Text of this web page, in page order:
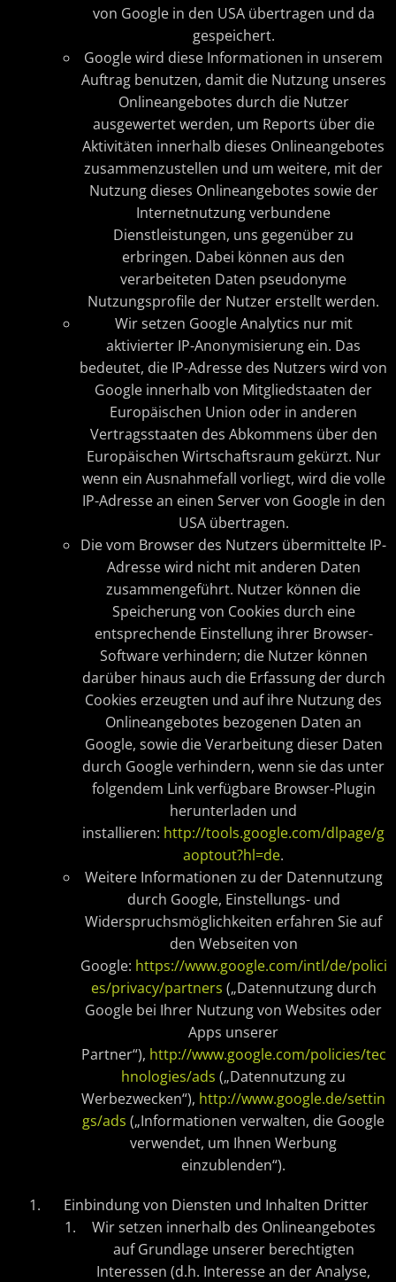
von Google in den USA übertragen und da
gespeichert.
Google wird diese Informationen in unserem
Auftrag benutzen, damit die Nutzung unseres
Onlineangebotes durch die Nutzer
ausgewertet werden, um Reports über die
Aktivitäten innerhalb dieses Onlineangebotes
zusammenzustellen und um weitere, mit der
Nutzung dieses Onlineangebotes sowie der
Internetnutzung verbundene
Dienstleistungen, uns gegenüber zu
erbringen. Dabei können aus den
verarbeiteten Daten pseudonyme
Nutzungsprofile der Nutzer erstellt werden.
Wir setzen Google Analytics nur mit
aktivierter IP-Anonymisierung ein. Das
bedeutet, die IP-Adresse des Nutzers wird von
Google innerhalb von Mitgliedstaaten der
Europäischen Union oder in anderen
Vertragsstaaten des Abkommens über den
Europäischen Wirtschaftsraum gekürzt. Nur
wenn ein Ausnahmefall vorliegt, wird die volle
IP-Adresse an einen Server von Google in den
USA übertragen.
Die vom Browser des Nutzers übermittelte IP-
Adresse wird nicht mit anderen Daten
zusammengeführt. Nutzer können die
Speicherung von Cookies durch eine
entsprechende Einstellung ihrer Browser-
Software verhindern; die Nutzer können
darüber hinaus auch die Erfassung der durch
Cookies erzeugten und auf ihre Nutzung des
Onlineangebotes bezogenen Daten an
Google, sowie die Verarbeitung dieser Daten
durch Google verhindern, wenn sie das unter
folgendem Link verfügbare Browser-Plugin
herunterladen und
installieren: http://tools.google.com/dlpage/g
aoptout?hl=de.
Weitere Informationen zu der Datennutzung
durch Google, Einstellungs- und
Widerspruchsmöglichkeiten erfahren Sie auf
den Webseiten von
Google: https://www.google.com/intl/de/polici
es/privacy/partners („Datennutzung durch
Google bei Ihrer Nutzung von Websites oder
Apps unserer
Partner“), http://www.google.com/policies/tec
hnologies/ads („Datennutzung zu
Werbezwecken“), http://www.google.de/settin
gs/ads („Informationen verwalten, die Google
verwendet, um Ihnen Werbung
einzublenden“).
Einbindung von Diensten und Inhalten Dritter
Wir setzen innerhalb des Onlineangebotes
auf Grundlage unserer berechtigten
Interessen (d.h. Interesse an der Analyse,